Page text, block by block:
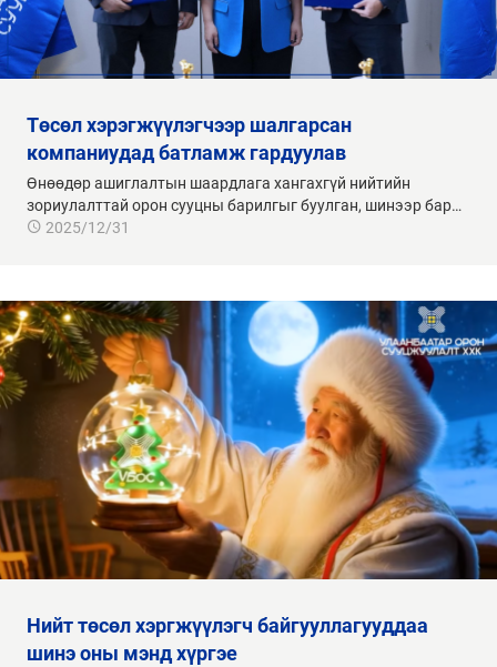
төсөл хэрэгжүүлэгчээр шалгарсан
компаниудад батламж гардуулав
Өнөөдөр ашиглалтын шаардлага хангахгүй нийтийн
зориулалттай орон сууцны барилгыг буулган, шинээр бар…
2025/12/31
нийт төсөл хэргжүүлэгч байгууллагууддаа
шинэ оны мэнд хүргэе